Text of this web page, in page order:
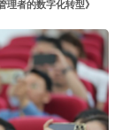
者的数字化转型》